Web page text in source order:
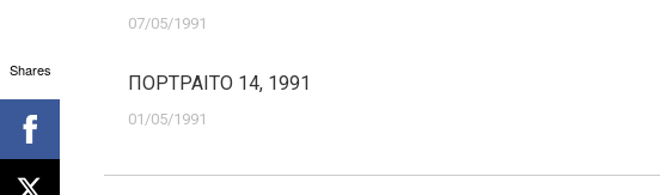
07/05/1991
ΠΟΡΤΡΑΙΤΟ 14, 1991
01/05/1991
Shares